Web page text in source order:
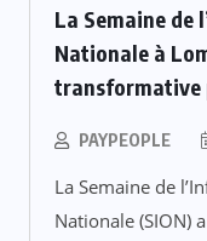
La Semaine de
Nationale à
transformative
PAYPEOPLE
La Semaine de
Nationale (SION)